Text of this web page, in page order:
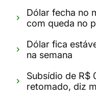
Dólar fecha no
com queda no
Dólar fica
na semana
Subsídio de R$
retomado, diz